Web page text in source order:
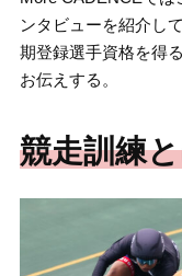
ンタビューを紹介し
期登録選手資格を得
お伝えする。
競走訓練